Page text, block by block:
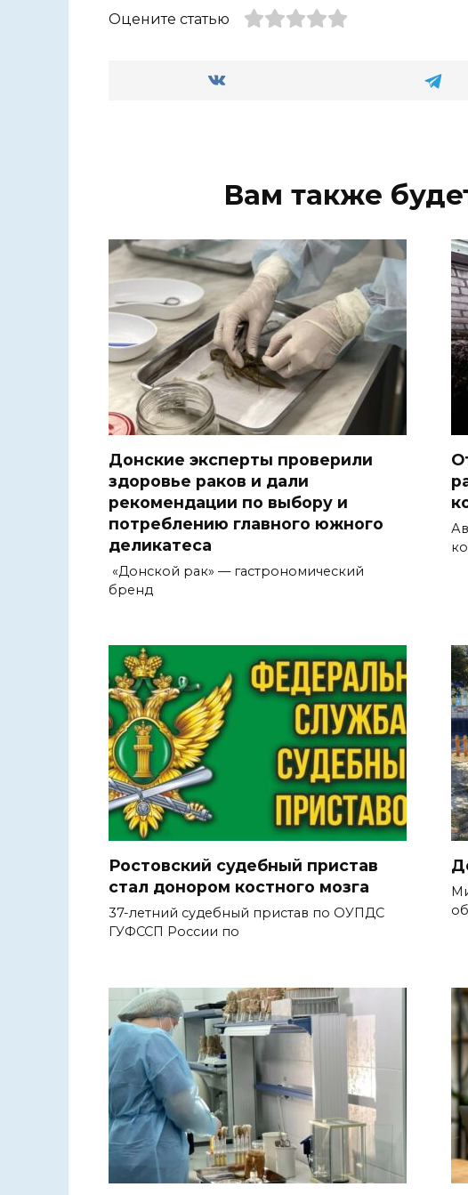
Оцените статью
Вам также
Донские эксперты проверили
здоровье раков и дали
рекомендации по выбору и
потреблению главного южного
деликатеса
«Донской рак» — гастрономический
бренд
Ростовский судебный пристав
стал донором костного мозга
37-летний судебный пристав по ОУПДС
ГУФССП России по